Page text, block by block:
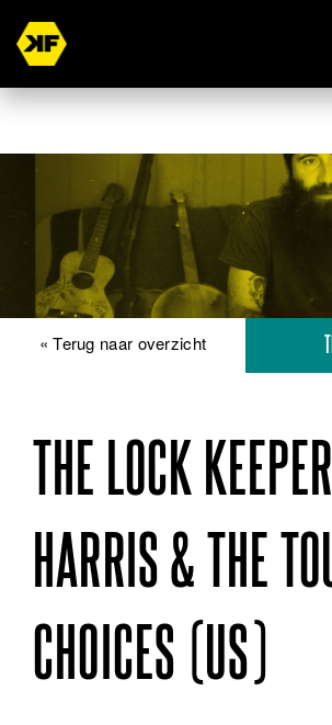
« Terug naar overzicht
THE LOCK
HARRIS & THE
CHOICES (US)